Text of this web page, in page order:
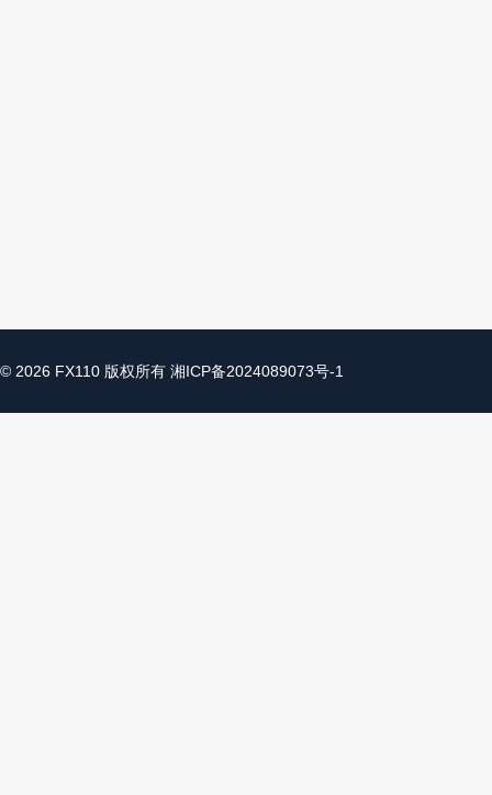
© 2026 FX110 版权所有 湘ICP备2024089073号-1